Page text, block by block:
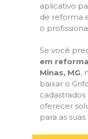
aplicativo
de reforma
o
Se você
em
Minas, MG,
baixar o
oferecer
para as